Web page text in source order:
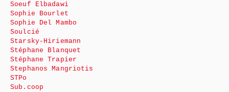
Soeuf Elbadawi
Sophie Bourlet
Sophie Del Mambo
Soulcié
Starsky-Hiriemann
Stéphane Blanquet
Stéphane Trapier
Stephanos Mangriotis
STPo
Sub.coop